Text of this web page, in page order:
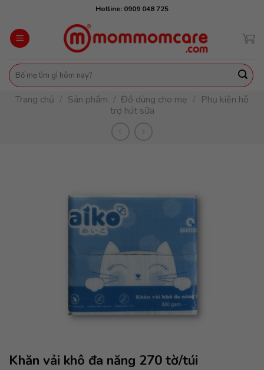
content
Hotline: 0909 048 725
Tìm
kiếm:
Trang chủ / Sản phẩm / Đồ dùng cho mẹ / Phụ kiện hỗ
trợ hút sữa
Khăn vải khô đa năng 270 tờ/túi